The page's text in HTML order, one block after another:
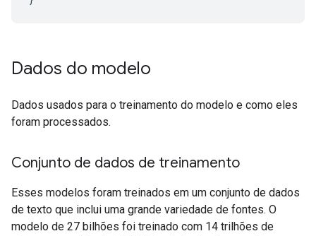
Dados do modelo
Dados usados para o treinamento do modelo e como eles
foram processados.
Conjunto de dados de treinamento
Esses modelos foram treinados em um conjunto de dados
de texto que inclui uma grande variedade de fontes. O
modelo de 27 bilhões foi treinado com 14 trilhões de